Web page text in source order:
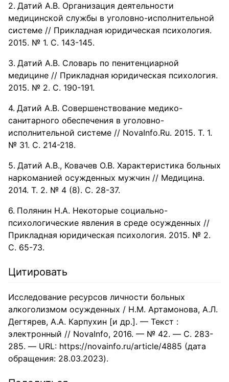
Датий А.В. Организация деятельности
медицинской службы в уголовно-исполнительной
системе // Прикладная юридическая психология.
2015. № 1. С. 143-145.
Датий А.В. Словарь по пенитенциарной
медицине // Прикладная юридическая психология.
2015. № 2. С. 190-191.
Датий А.В. Совершенствование медико-
санитарного обеспечения в уголовно-
исполнительной системе // NovaInfo.Ru. 2015. Т. 1.
№ 31. С. 214-218.
Датий А.В., Ковачев О.В. Характеристика больных
наркоманией осужденных мужчин // Медицина.
2014. Т. 2. № 4 (8). С. 28-37.
Полянин Н.А. Некоторые социально-
психологические явления в среде осужденных //
Прикладная юридическая психология. 2015. № 2.
С. 65-73.
Цитировать
Исследование ресурсов личности больных
алкоголизмом осужденных / Н.М. Артамонова, А.Л.
Дегтярев, А.А. Карпухин [и др.]. — Текст :
электронный // NovaInfo, 2016. — № 42. — С. 283-
285. — URL: https://novainfo.ru/article/4885 (дата
обращения: 28.03.2023).